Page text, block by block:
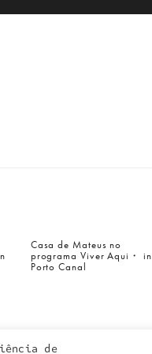
Casa de Mateus no
programa Viver Aqui・ in
Porto Canal
de